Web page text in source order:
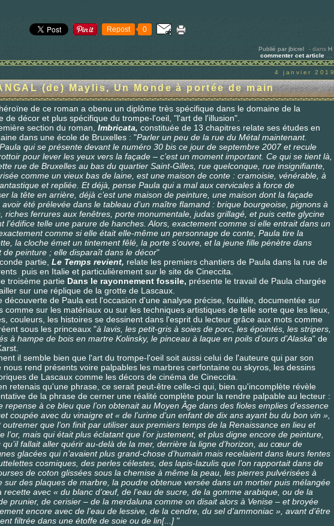
Repost 0
Publié par jbicrel - dans H
commenter cet article
4 janvier 2019
(de) Maylis, Un Monde à portée de main
de ce roman a obenu un diplôme très spécifique dans le domaine de la
de décor et plus spécifique du trompe-l'oeil, "l'art de l'illusion".
section du roman, Imbricata, constituée de 13 chapitres relate ses études en
dans une école de Bruxelles : "Parler un peu de la rue du Métal maintenant.
qui se présente devant le numéro 30 bis ce jour de septembre 2007 et recule
pour lever les yeux vers la façade – c’est un moment important. Ce qui se tient là,
rue de Bruxelles au bas du quartier Saint-Gilles, rue quelconque, rue insignifiante,
comme un vieux bas de laine, est une maison de conte : cramoisie, vénérable, à
et repliée. Et déjà, pense Paula qui a mal aux cervicales à force de
la tête en arrière, déjà c’est une maison de peinture, une maison dont la façade
avoir été prélevée dans le tableau d’un maître flamand : brique bourgeoise, pignons à
riches ferrures aux fenêtres, porte monumentale, judas grillagé, et puis cette glycine
l’édifice telle une parure de hanches. Alors, exactement comme si elle entrait dans un
comme si elle était elle-même un personnage de conte, Paula tire la
la cloche émet un tintement fêlé, la porte s’ouvre, et la jeune fille pénètre dans
de peinture ; elle disparaît dans le décor"
partie, Le Temps revient, relate les premiers chantiers de Paula dans la rue de
puis en Italie et particulièrement sur le site de Cineccita.
troisème partie Dans le rayonnement fossile, présente le travail de Paula chargée
sur une réplique de la grotte de Lascaux.
découverte de Paula est l'occasion d'une analyse précise, fouillée, documentée sur
comme sur les matériaux ou sur les techniques artistiques de telle sorte que les lieux,
couleurs, les histoires se dessinent dans l'esprit du lecteur grâce aux mots comme
sous les princeaux "à lavis, les petit-gris à soies de porc, les épointés, les stripers,
à hampe de bois en martre Kolinsky, le pinceau à laque en poils d’ours d’Alaska" de
il semble bien que l'art du trompe-l'oeil soit aussi celui de l'auteure qui par son
nous rend présents voire palpables les marbres cerfontaine ou skyros, les dessins
de Lascaux comme les décors de cinéma de Cineccita.
retenais qu'une phrase, ce serait peut-être celle-ci qui, bien qu'incomplète révèle
de la phrase de cerner une réalité complète pour la rendre palpable au lecteur :
repense à ce bleu que l’on obtenait au Moyen Âge dans des fioles emplies d’essence
coupée avec du vinaigre et « de l’urine d’un enfant de dix ans ayant bu du bon vin »,
outremer que l’on finit par utiliser aux premiers temps de la Renaissance en lieu et
l’or, mais qui était plus éclatant que l’or justement, et plus digne encore de peinture,
qu’il fallait aller quérir au-delà de la mer, derrière la ligne d’horizon, au cœur de
glacées qui n’avaient plus grand-chose d’humain mais recelaient dans leurs fentes
cosmiques, des perles célestes, des lapis-lazulis que l’on rapportait dans de
de coton glissées sous la chemise à même la peau, les pierres pulvérisées à
sur des plaques de marbre, la poudre obtenue versée dans un mortier puis mélangée
recette avec « du blanc d’œuf, de l’eau de sucre, de la gomme arabique, ou de la
prunier, de cerisier – de la merdaluna comme on disait alors à Venise – et broyée
encore avec de l’eau de lessive, de la cendre, du sel d’ammoniac », avant d’être
filtrée dans une étoffe de soie ou de lin[...] "